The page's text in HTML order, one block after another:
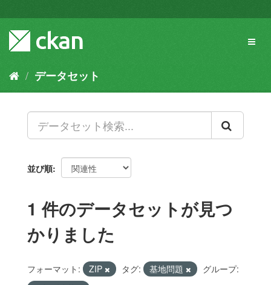
キ
容
データセット
並び順
1 件のデータセットが見つ
かりました
フォーマット: ZIP タグ: 基地問題
グループ: